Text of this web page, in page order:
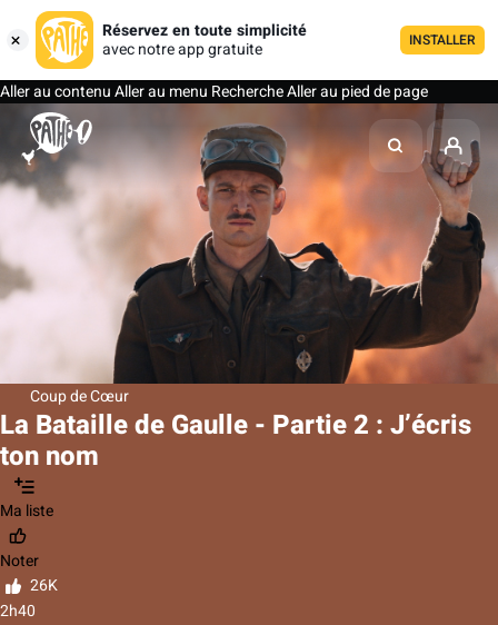
Réservez en toute simplicité
avec notre app gratuite
INSTALLER
Aller au contenuAller au menu RechercheAller au pied de page
Coup de Cœur
La Bataille de Gaulle - Partie 2 : J’écris
ton nom
Ma liste
Noter
26K
2h40